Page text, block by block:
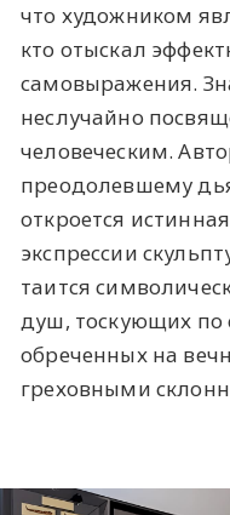
что художником
кто отыскал
самовыражения.
неслучайно
человеческим.
преодолевшему
откроется
экспрессии
таится
душ, тоскующих по
обреченных на
греховными